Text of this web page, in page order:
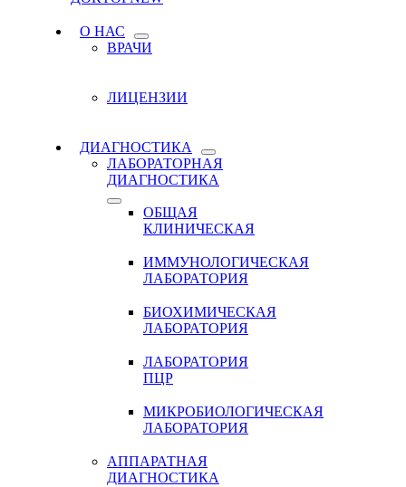
О НАС
ВРАЧИ
ЛИЦЕНЗИИ
ДИАГНОСТИКА
ЛАБОРАТОРНАЯ
ДИАГНОСТИКА
ОБЩАЯ
КЛИНИЧЕСКАЯ
ИММУНОЛОГИЧЕСКАЯ
ЛАБОРАТОРИЯ
БИОХИМИЧЕСКАЯ
ЛАБОРАТОРИЯ
ЛАБОРАТОРИЯ
ПЦР
МИКРОБИОЛОГИЧЕСКАЯ
ЛАБОРАТОРИЯ
АППАРАТНАЯ
ДИАГНОСТИКА